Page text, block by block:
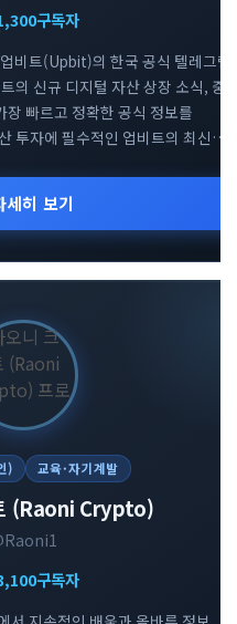
구독자
비트(Upbit)의 한국 공식 텔레그램
의 신규 디지털 자산 상장 소식, 중
빠르고 정확한 공식 정보를
투자에 필수적인 업비트의 최신
공식 소통 창구로서 신뢰할 수 있는
세히 보기
) 교육·자기계발
(Raoni Crypto)
구독자